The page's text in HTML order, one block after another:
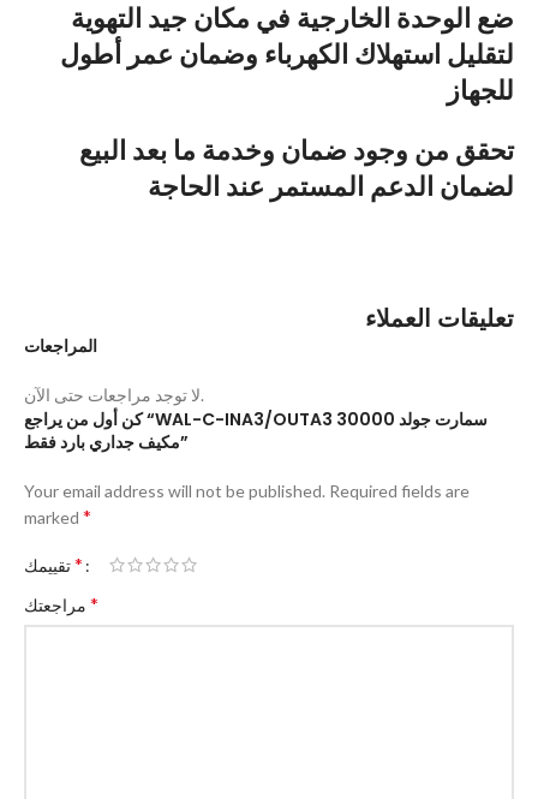
ضع الوحدة الخارجية في مكان جيد التهوية
لتقليل استهلاك الكهرباء وضمان عمر أطول
للجهاز
تحقق من وجود ضمان وخدمة ما بعد البيع
لضمان الدعم المستمر عند الحاجة
تعليقات العملاء
المراجعات
لا توجد مراجعات حتى الآن.
كن أول من يراجع “WAL-C-INA3/OUTA3 30000 سمارت جولد
مكيف جداري بارد فقط”
Your email address will not be published. Required fields are
marked *
*
*